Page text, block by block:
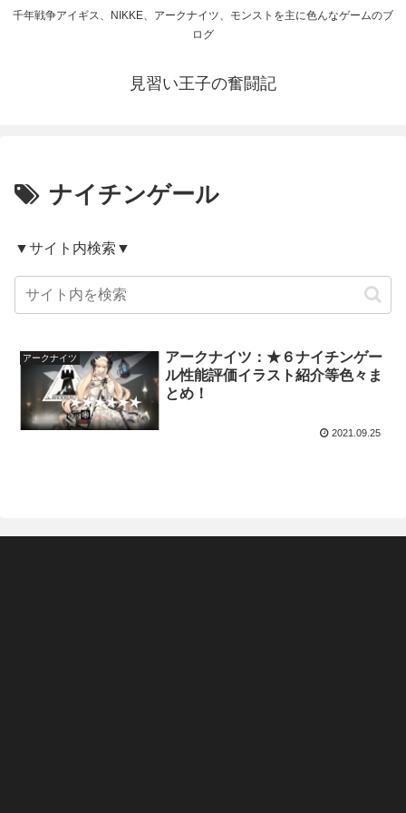
千年戦争アイギス、NIKKE、アークナイツ、モンストを主に色んなゲームのブ
ログ
見習い王子の奮闘記
ナイチンゲール
▼サイト内検索▼
アークナイツ
アークナイツ：★６ナイチンゲー
ル性能評価イラスト紹介等色々ま
とめ！
2021.09.25